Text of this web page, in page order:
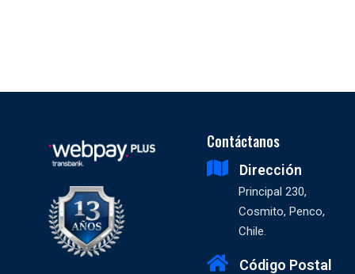
Contáctanos
Dirección
Principal 230,
Cosmito, Penco,
Chile.
Código Postal